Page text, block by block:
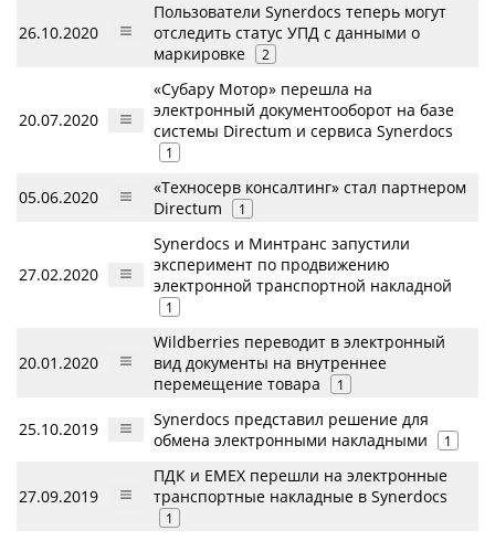
26.10.2020
Пользователи Synerdocs теперь могут
отследить статус УПД с данными о
маркировке
2
20.07.2020
«Субару Мотор» перешла на
электронный документооборот на базе
системы Directum и сервиса Synerdocs
1
05.06.2020
«Техносерв консалтинг» стал партнером
Directum
1
27.02.2020
Synerdocs и Минтранс запустили
эксперимент по продвижению
электронной транспортной накладной
1
20.01.2020
Wildberries переводит в электронный
вид документы на внутреннее
перемещение товара
1
25.10.2019
Synerdocs представил решение для
обмена электронными накладными
1
27.09.2019
ПДК и EMEX перешли на электронные
транспортные накладные в Synerdocs
1